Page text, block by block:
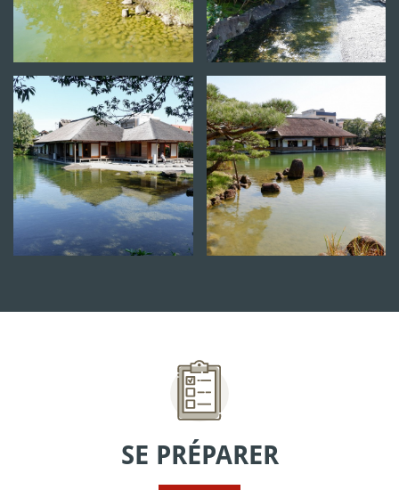
SE PRÉPARER